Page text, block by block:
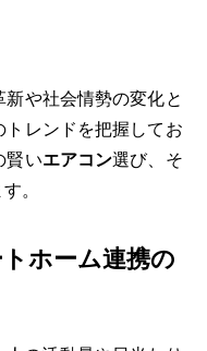
や社会情勢の変化と
レンドを把握してお
賢いエアコン選び、そ
。
ホーム連携の